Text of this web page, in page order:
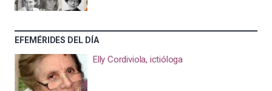
EFEMÉRIDES DEL DÍA
Elly Cordiviola, ictióloga